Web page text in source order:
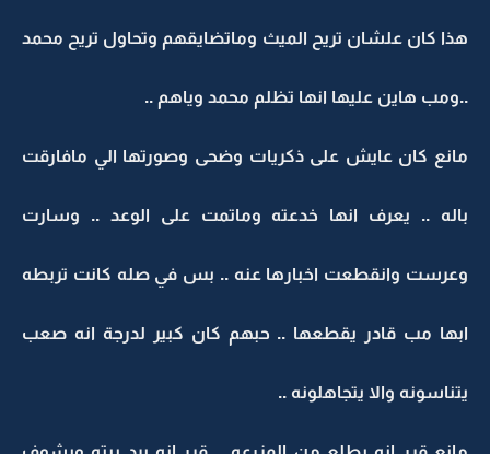
هذا كان علشان تريح الميث وماتضايقهم وتحاول تريح محمد
..ومب هاين عليها انها تظلم محمد وياهم ..
مانع كان عايش على ذكريات وضحى وصورتها الي مافارقت
باله .. يعرف انها خدعته وماتمت على الوعد .. وسارت
وعرست وانقطعت اخبارها عنه .. بس في صله كانت تربطه
ابها مب قادر يقطعها .. حبهم كان كبير لدرجة انه صعب
يتناسونه والا يتجاهلونه ..